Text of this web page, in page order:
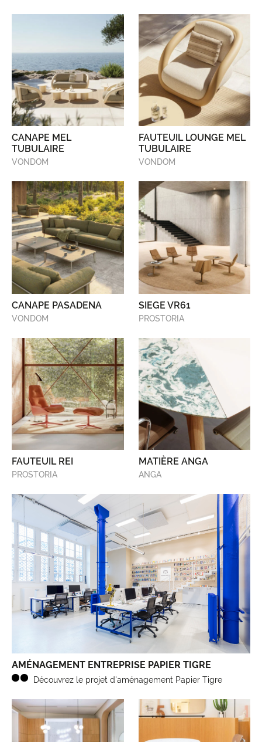
CANAPE MEL
TUBULAIRE
VONDOM
FAUTEUIL LOUNGE MEL
TUBULAIRE
VONDOM
CANAPE PASADENA
VONDOM
SIEGE VR61
PROSTORIA
FAUTEUIL REI
PROSTORIA
MATIÈRE ANGA
ANGA
AMÉNAGEMENT ENTREPRISE PAPIER TIGRE
Découvrez le projet d'aménagement Papier Tigre